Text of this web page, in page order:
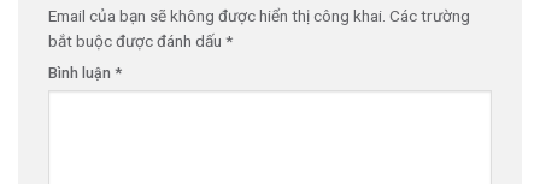
Email của bạn sẽ không được hiển thị công khai. Các trường
bắt buộc được đánh dấu *
Bình luận *